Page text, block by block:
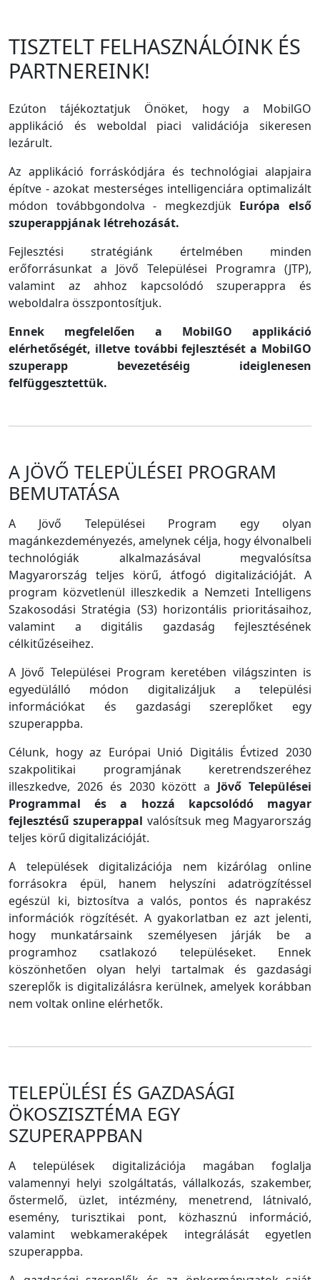
TISZTELT FELHASZNÁLÓINK ÉS
PARTNEREINK!
Ezúton tájékoztatjuk Önöket, hogy a MobilGO
applikáció és weboldal piaci validációja sikeresen
lezárult.
Az applikáció forráskódjára és technológiai alapjaira
építve - azokat mesterséges intelligenciára optimalizált
módon továbbgondolva - megkezdjük Európa első
szuperappjának létrehozását.
Fejlesztési stratégiánk értelmében minden
erőforrásunkat a Jövő Települései Programra (JTP),
valamint az ahhoz kapcsolódó szuperappra és
weboldalra összpontosítjuk.
Ennek megfelelően a MobilGO applikáció
elérhetőségét, illetve további fejlesztését a MobilGO
szuperapp bevezetéséig ideiglenesen
felfüggesztettük.
A JÖVŐ TELEPÜLÉSEI PROGRAM
BEMUTATÁSA
A Jövő Települései Program egy olyan
magánkezdeményezés, amelynek célja, hogy élvonalbeli
technológiák alkalmazásával megvalósítsa
Magyarország teljes körű, átfogó digitalizációját. A
program közvetlenül illeszkedik a Nemzeti Intelligens
Szakosodási Stratégia (S3) horizontális prioritásaihoz,
valamint a digitális gazdaság fejlesztésének
célkitűzéseihez.
A Jövő Települései Program keretében világszinten is
egyedülálló módon digitalizáljuk a települési
információkat és gazdasági szereplőket egy
szuperappba.
Célunk, hogy az Európai Unió Digitális Évtized 2030
szakpolitikai programjának keretrendszeréhez
illeszkedve, 2026 és 2030 között a Jövő Települései
Programmal és a hozzá kapcsolódó magyar
fejlesztésű szuperappal valósítsuk meg Magyarország
teljes körű digitalizációját.
A települések digitalizációja nem kizárólag online
forrásokra épül, hanem helyszíni adatrögzítéssel
egészül ki, biztosítva a valós, pontos és naprakész
információk rögzítését. A gyakorlatban ez azt jelenti,
hogy munkatársaink személyesen járják be a
programhoz csatlakozó településeket. Ennek
köszönhetően olyan helyi tartalmak és gazdasági
szereplők is digitalizálásra kerülnek, amelyek korábban
nem voltak online elérhetők.
TELEPÜLÉSI ÉS GAZDASÁGI
ÖKOSZISZTÉMA EGY
SZUPERAPPBAN
A települések digitalizációja magában foglalja
valamennyi helyi szolgáltatás, vállalkozás, szakember,
őstermelő, üzlet, intézmény, menetrend, látnivaló,
esemény, turisztikai pont, közhasznú információ,
valamint webkameraképek integrálását egyetlen
szuperappba.